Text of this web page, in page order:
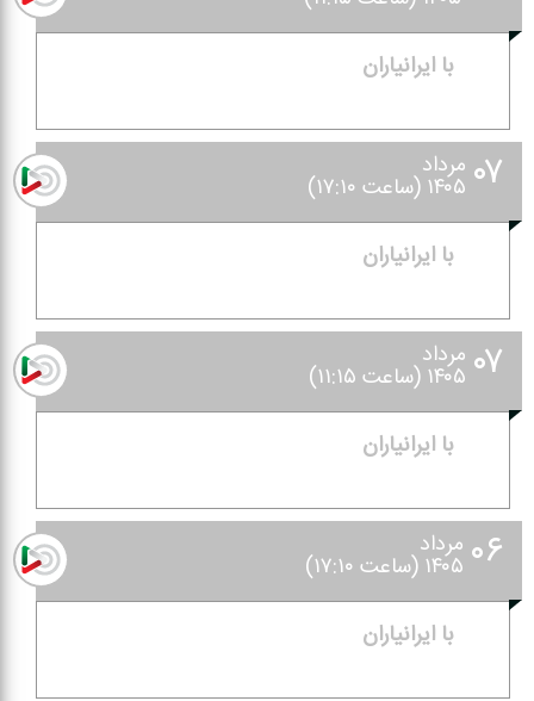
با ایرانیاران
۰۷ مرداد
۱۴۰۵ (ساعت ۱۷:۱۰)
با ایرانیاران
۰۷ مرداد
۱۴۰۵ (ساعت ۱۱:۱۵)
با ایرانیاران
۰۶ مرداد
۱۴۰۵ (ساعت ۱۷:۱۰)
با ایرانیاران